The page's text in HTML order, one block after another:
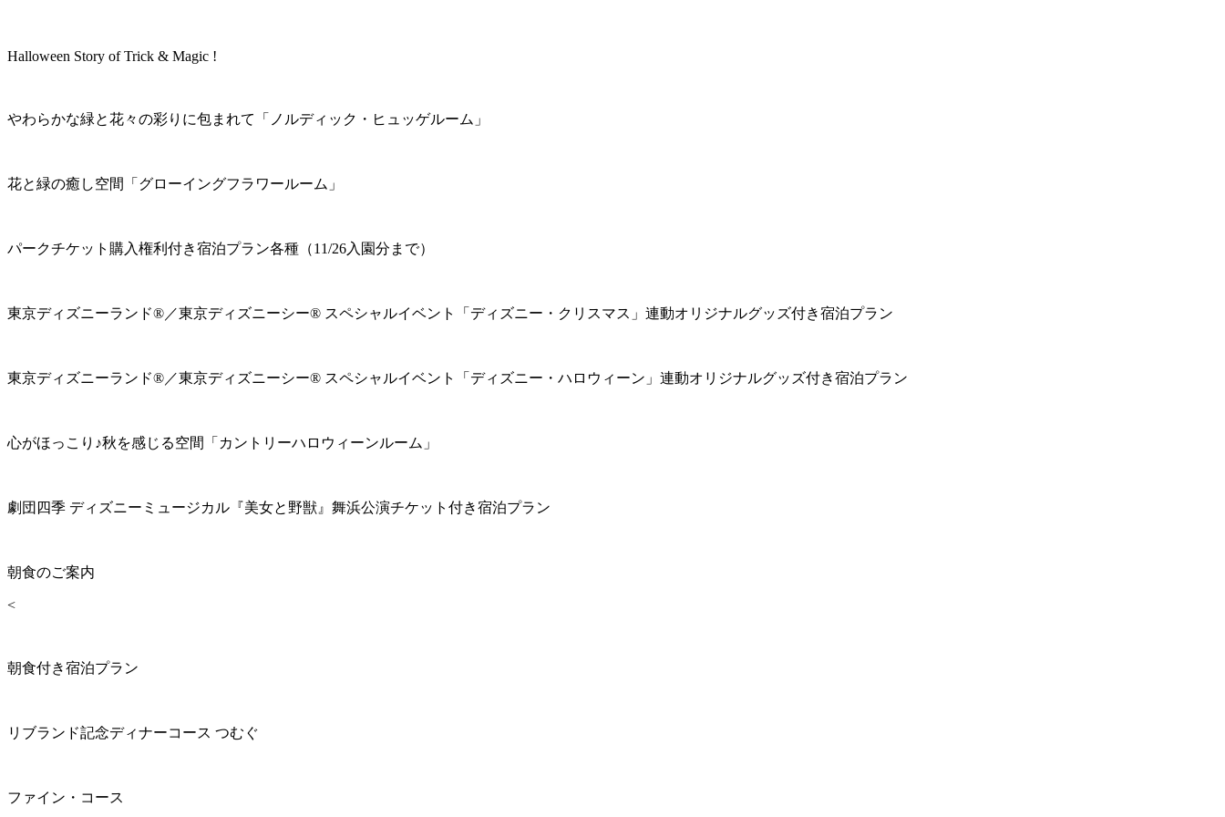
Halloween Story of Trick & Magic !
やわらかな緑と花々の彩りに包まれて「ノルディック・ヒュッゲルーム」
花と緑の癒し空間「グローイングフラワールーム」
パークチケット購入権利付き宿泊プラン各種（11/26入園分まで）
東京ディズニーランド®／東京ディズニーシー® スペシャルイベント「ディズニー・クリスマス」連動オリジナルグッズ付き宿泊プラン
東京ディズニーランド®／東京ディズニーシー® スペシャルイベント「ディズニー・ハロウィーン」連動オリジナルグッズ付き宿泊プラン
心がほっこり♪秋を感じる空間「カントリーハロウィーンルーム」
劇団四季 ディズニーミュージカル『美女と野獣』舞浜公演チケット付き宿泊プラン
朝食のご案内
<
朝食付き宿泊プラン
リブランド記念ディナーコース つむぐ
ファイン・コース